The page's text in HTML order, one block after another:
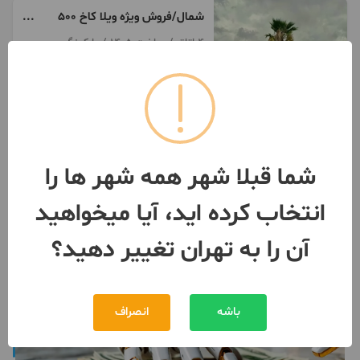
شمال/فروش ویژه ویلا کاخ ۵۰۰
متری با سند تکبرگ
4 اتاق / ساخت 1405 / پارکینگ
تهران
2 روز پیش
شما قبلا شهر همه شهر ها را
انتخاب کرده اید، آیا میخواهید
آن را به تهران تغییر دهید؟
باشه انصراف